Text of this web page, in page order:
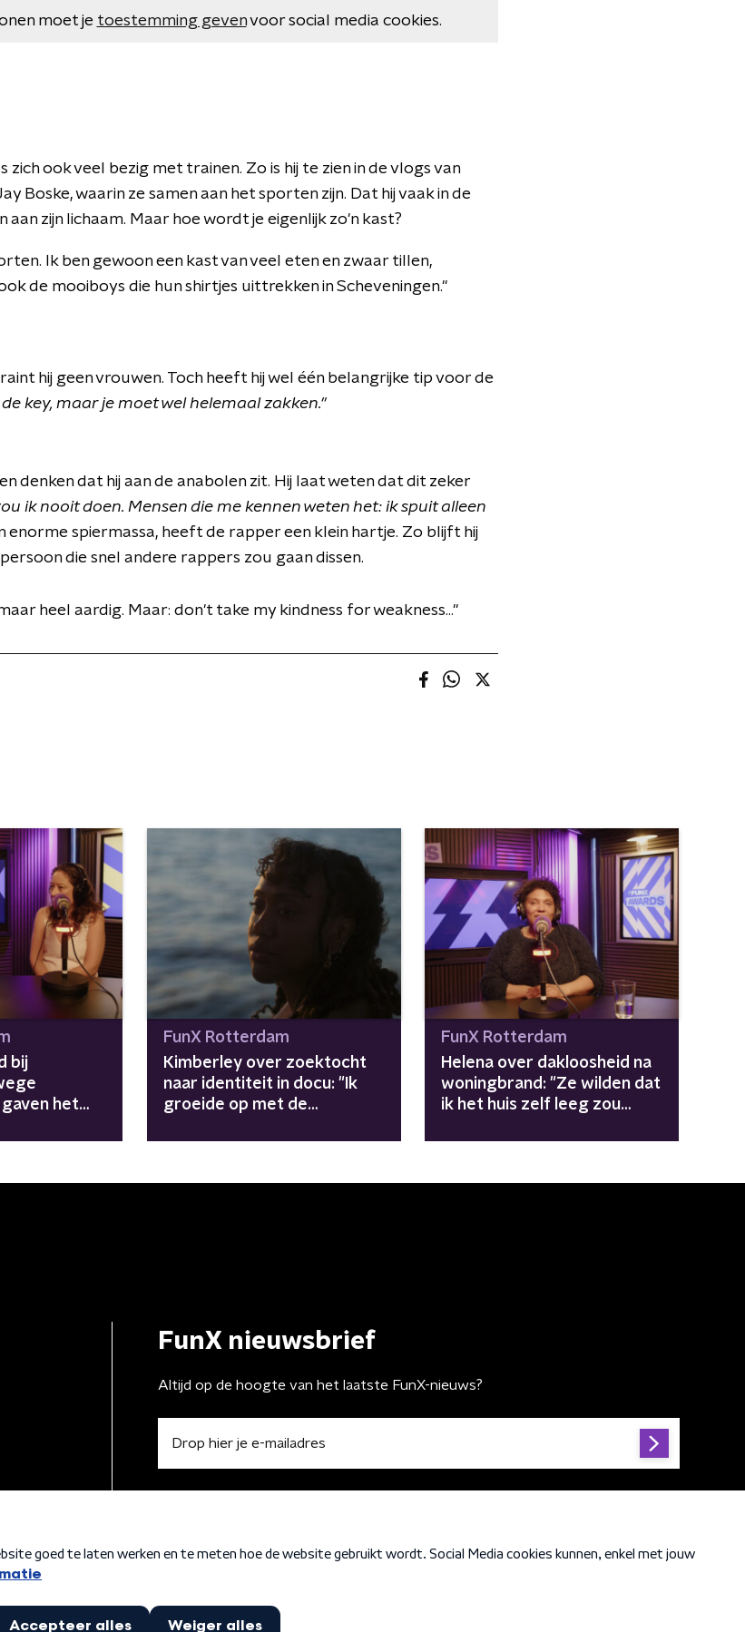
moet je toestemming gevenvoor social media cookies.
zich ook veel bezig met trainen. Zo is hij te zien in de vlogs van
Boske, waarin ze samen aan het sporten zijn. Dat hij vaak in de
aan zijn lichaam. Maar hoe wordt je eigenlijk zo'n kast?
Ik ben gewoon een kast van veel eten en zwaar tillen,
de mooiboys die hun shirtjes uittrekken in Scheveningen.''
hij geen vrouwen. Toch heeft hij wel één belangrijke tip voor de
key, maar je moet wel helemaal zakken.''
denken dat hij aan de anabolen zit. Hij laat weten dat dit zeker
ik nooit doen. Mensen die me kennen weten het: ik spuit alleen
enorme spiermassa, heeft de rapper een klein hartje. Zo blijft hij
die snel andere rappers zou gaan dissen.
heel aardig. Maar: don't take my kindness for weakness...''
bij
gaven het
FunX Rotterdam
Kimberley over zoektocht
naar identiteit in docu: "Ik
groeide op met de
vreemde"
FunX Rotterdam
Helena over dakloosheid na
woningbrand: "Ze wilden dat
ik het huis zelf leeg zou
FunX nieuwsbrief
Altijd op de hoogte van het laatste FunX-nieuws?